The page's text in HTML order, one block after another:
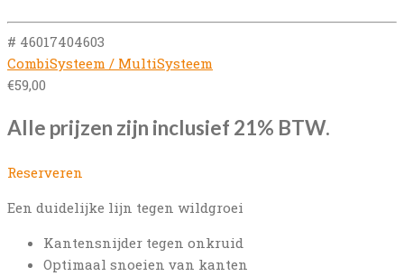
# 46017404603
CombiSysteem / MultiSysteem
€59,00
Alle prijzen zijn inclusief 21% BTW.
Reserveren
Een duidelijke lijn tegen wildgroei
Kantensnijder tegen onkruid
Optimaal snoeien van kanten